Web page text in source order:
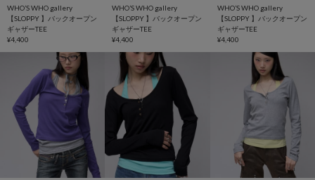
WHO’S WHO gallery
【SLOPPY 】バックオープン
ギャザーTEE
¥4,400
WHO’S WHO gallery
【SLOPPY 】バックオープン
ギャザーTEE
¥4,400
WHO’S WHO gallery
【SLOPPY 】バックオープン
ギャザーTEE
¥4,400